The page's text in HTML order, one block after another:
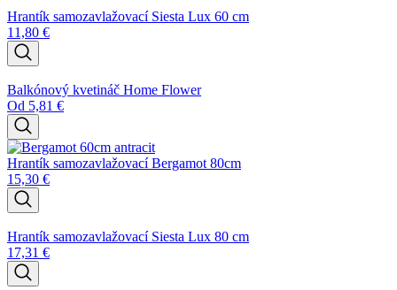
Hrantík samozavlažovací Siesta Lux 60 cm
11,80 €
Balkónový kvetináč Home Flower
Od 5,81 €
Hrantík samozavlažovací Bergamot 80cm
15,30 €
Hrantík samozavlažovací Siesta Lux 80 cm
17,31 €